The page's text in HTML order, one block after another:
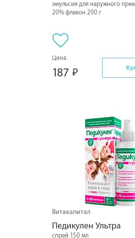
эмульсия для наружного
20% флакон 200 г
Цена:
187
Витакапитал
Педикулен Ультра
спрей 150 мл